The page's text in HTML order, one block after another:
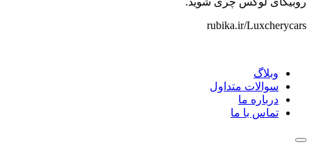
rubika.ir/Luxcherycars
وبلاگ
سوالات متداول
درباره ما
تماس با ما